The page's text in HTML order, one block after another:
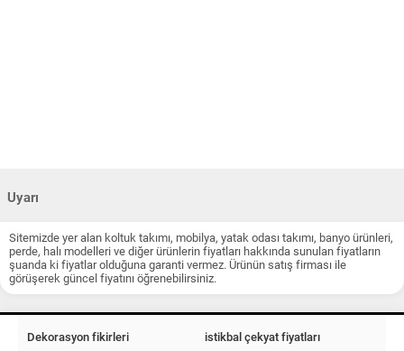
Uyarı
Sitemizde yer alan koltuk takımı, mobilya, yatak odası takımı, banyo ürünleri,
perde, halı modelleri ve diğer ürünlerin fiyatları hakkında sunulan fiyatların
şuanda ki fiyatlar olduğuna garanti vermez. Ürünün satış firması ile
görüşerek güncel fiyatını öğrenebilirsiniz.
Dekorasyon fikirleri istikbal çekyat fiyatları